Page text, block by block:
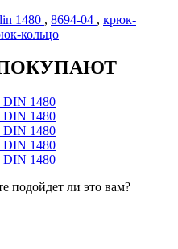
1480 , 8694-04 , крюк-
кольцо
DIN 1480
DIN 1480
DIN 1480
DIN 1480
DIN 1480
подойдет ли это вам?